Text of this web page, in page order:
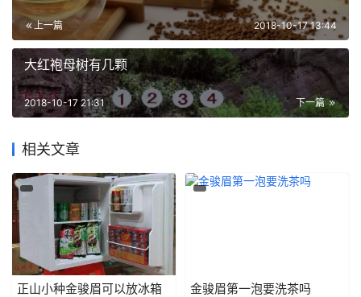
上一篇 2018-10-17 13:44
大红袍母树有几颗
下一篇
2018-10-17 21:31
相关文章
正山小种金骏眉可以放冰箱
金骏眉第一泡要洗茶吗